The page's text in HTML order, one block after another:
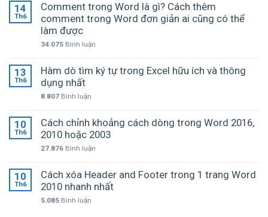
14
Th6
Comment trong Word là gì? Cách thêm
comment trong Word đơn giản ai cũng có thể
làm được
34.075 Bình luận
13
Th6
Hàm dò tìm ký tự trong Excel hữu ích và thông
dụng nhất
8.807 Bình luận
10
Th6
Cách chỉnh khoảng cách dòng trong Word 2016,
2010 hoặc 2003
27.876 Bình luận
10
Th6
Cách xóa Header and Footer trong 1 trang Word
2010 nhanh nhất
5.085 Bình luận